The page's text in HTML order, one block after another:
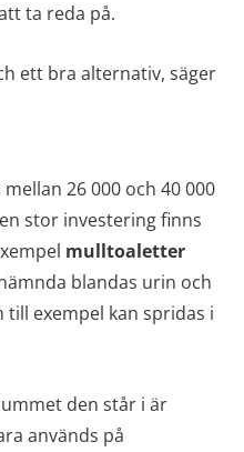
ta reda på.
ett bra alternativ, säger
26 000 och 40 000
stor investering finns
mulltoaletter
blandas urin och
exempel kan spridas i
den står i är
används på